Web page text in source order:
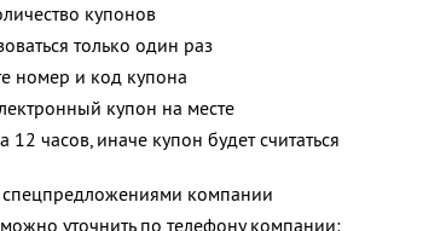
купонов
только один раз
номер и код купона
купон на месте
часов, иначе купон будет считаться
спецпредложениями компании
уточнить по телефону компании: